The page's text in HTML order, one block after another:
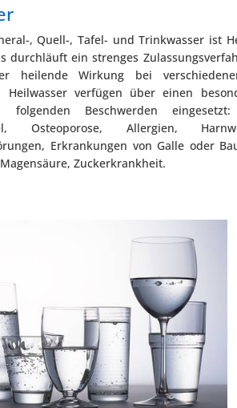
, Quell-, Tafel- und Trinkwasser ist
durchläuft ein strenges
heilende Wirkung bei
Heilwasser verfügen über einen
Beschwerden eingesetzt:
Osteoporose, Allergien,
Erkrankungen von Galle oder
Zuckerkrankheit.